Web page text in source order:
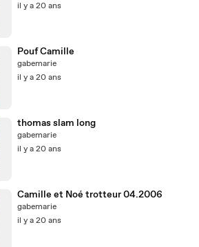
il y a 20 ans
Pouf Camille
gabemarie
il y a 20 ans
thomas slam long
gabemarie
il y a 20 ans
Camille et Noé trotteur 04.2006
gabemarie
il y a 20 ans